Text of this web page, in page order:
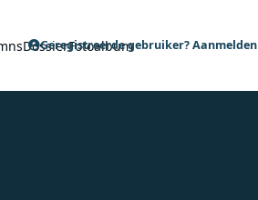
DossierFotoalbum
Geregistreerde gebruiker? Aanmelden